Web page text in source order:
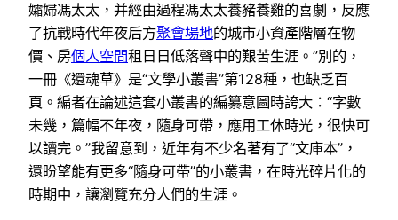
孀婦馮太太，并經由過程馮太太養豬養雞的喜劇，反應
了抗戰時代年夜后方聚會場地的城市小資產階層在物
價、房個人空間租日日低落聲中的艱苦生涯。”別的，
一冊《還魂草》是“文學小叢書”第128種，也缺乏百
頁。編者在論述這套小叢書的編纂意圖時誇大：“字數
未幾，篇幅不年夜，隨身可帶，應用工休時光，很快可
以讀完。”我留意到，近年有不少名著有了“文庫本”，
還盼望能有更多“隨身可帶”的小叢書，在時光碎片化的
時期中，讓瀏覽充分人們的生涯。